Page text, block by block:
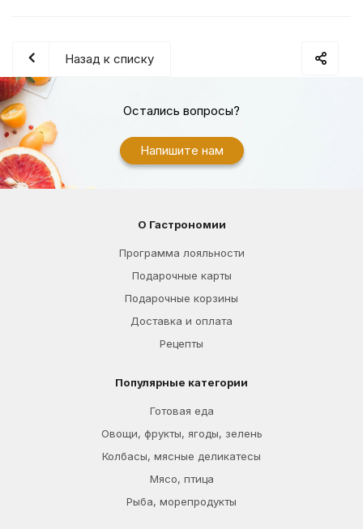
Назад к списку
Остались вопросы?
Напишите нам
О Гастрономии
Программа лояльности
Подарочные карты
Подарочные корзины
Доставка и оплата
Рецепты
Популярные категории
Готовая еда
Овощи, фрукты, ягоды, зелень
Колбасы, мясные деликатесы
Мясо, птица
Рыба, морепродукты